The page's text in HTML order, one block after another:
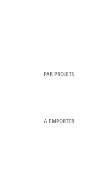
PAR PROJETS
A EMPORTER